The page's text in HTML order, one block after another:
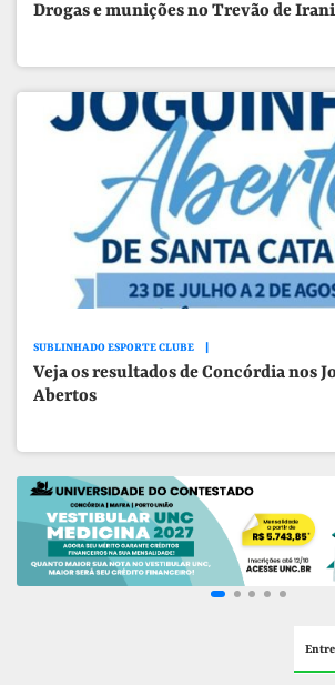
Drogas e munições no Trevão de Irani
SUBLINHADO ESPORTE CLUBE
Veja os resultados de Concórdia nos
Abertos